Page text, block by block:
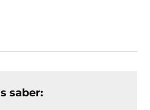
saber: